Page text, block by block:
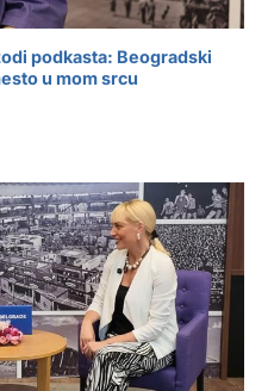
podkasta: Beogradski
u mom srcu